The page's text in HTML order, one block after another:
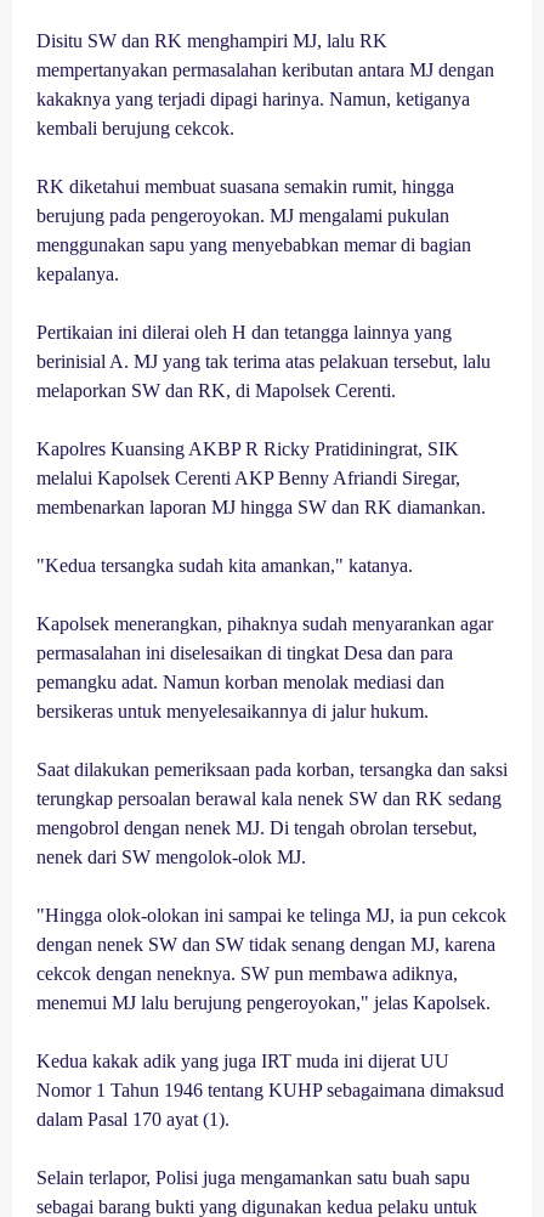
Disitu SW dan RK menghampiri MJ, lalu RK
mempertanyakan permasalahan keributan antara MJ dengan
kakaknya yang terjadi dipagi harinya. Namun, ketiganya
kembali berujung cekcok.
RK diketahui membuat suasana semakin rumit, hingga
berujung pada pengeroyokan. MJ mengalami pukulan
menggunakan sapu yang menyebabkan memar di bagian
kepalanya.
Pertikaian ini dilerai oleh H dan tetangga lainnya yang
berinisial A. MJ yang tak terima atas pelakuan tersebut, lalu
melaporkan SW dan RK, di Mapolsek Cerenti.
Kapolres Kuansing AKBP R Ricky Pratidiningrat, SIK
melalui Kapolsek Cerenti AKP Benny Afriandi Siregar,
membenarkan laporan MJ hingga SW dan RK diamankan.
"Kedua tersangka sudah kita amankan," katanya.
Kapolsek menerangkan, pihaknya sudah menyarankan agar
permasalahan ini diselesaikan di tingkat Desa dan para
pemangku adat. Namun korban menolak mediasi dan
bersikeras untuk menyelesaikannya di jalur hukum.
Saat dilakukan pemeriksaan pada korban, tersangka dan saksi
terungkap persoalan berawal kala nenek SW dan RK sedang
mengobrol dengan nenek MJ. Di tengah obrolan tersebut,
nenek dari SW mengolok-olok MJ.
"Hingga olok-olokan ini sampai ke telinga MJ, ia pun cekcok
dengan nenek SW dan SW tidak senang dengan MJ, karena
cekcok dengan neneknya. SW pun membawa adiknya,
menemui MJ lalu berujung pengeroyokan," jelas Kapolsek.
Kedua kakak adik yang juga IRT muda ini dijerat UU
Nomor 1 Tahun 1946 tentang KUHP sebagaimana dimaksud
dalam Pasal 170 ayat (1).
Selain terlapor, Polisi juga mengamankan satu buah sapu
sebagai barang bukti yang digunakan kedua pelaku untuk